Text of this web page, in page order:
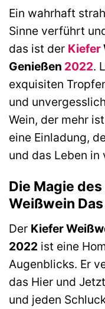
Ein wahrhaft
Sinne verführt
das ist der Kiefer
Genießen 2022.
exquisiten
und
Wein, der mehr
eine Einladung,
und das Leben in
Die Magie
Weißwein
Der Kiefer
2022 ist eine
Augenblicks. Er
das Hier und
und jeden